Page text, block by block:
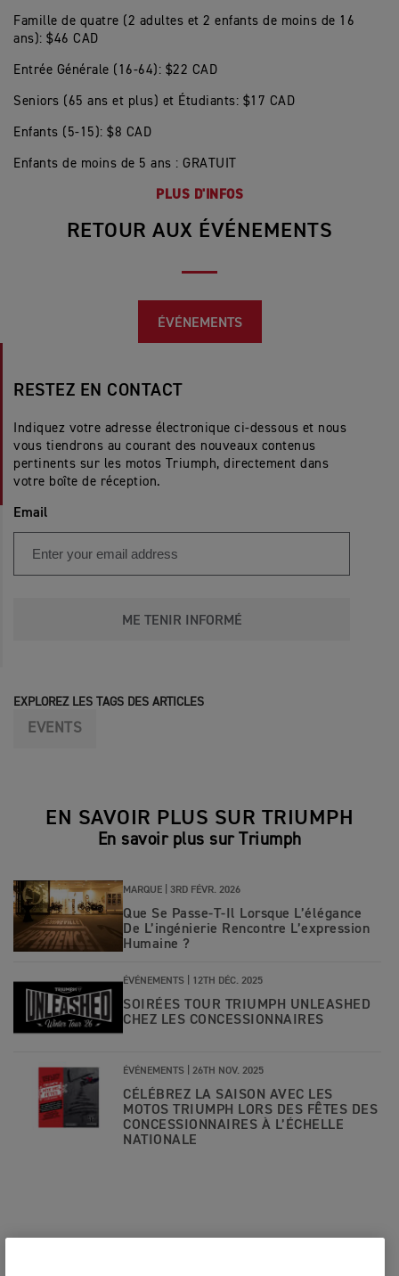
Famille de quatre (2 adultes et 2 enfants de moins de 16
ans): $46 CAD
Entrée Générale (16-64): $22 CAD
Seniors (65 ans et plus) et Étudiants: $17 CAD
Enfants (5-15): $8 CAD
Enfants de moins de 5 ans : GRATUIT
PLUS D'INFOS
RETOUR AUX ÉVÉNEMENTS
ÉVÉNEMENTS
RESTEZ EN CONTACT
Indiquez votre adresse électronique ci-dessous et nous
vous tiendrons au courant des nouveaux contenus
pertinents sur les motos Triumph, directement dans
votre boîte de réception.
Email
ME TENIR INFORMÉ
EXPLOREZ LES TAGS DES ARTICLES
EVENTS
EN SAVOIR PLUS SUR TRIUMPH
En savoir plus sur Triumph
MARQUE | 3RD FÉVR. 2026
Que Se Passe-T-Il Lorsque L’élégance
De L’ingénierie Rencontre L’expression
Humaine ?
ÉVÉNEMENTS | 12TH DÉC. 2025
SOIRÉES TOUR TRIUMPH UNLEASHED
CHEZ LES CONCESSIONNAIRES
ÉVÉNEMENTS | 26TH NOV. 2025
CÉLÉBREZ LA SAISON AVEC LES
MOTOS TRIUMPH LORS DES FÊTES DES
CONCESSIONNAIRES À L’ÉCHELLE
NATIONALE